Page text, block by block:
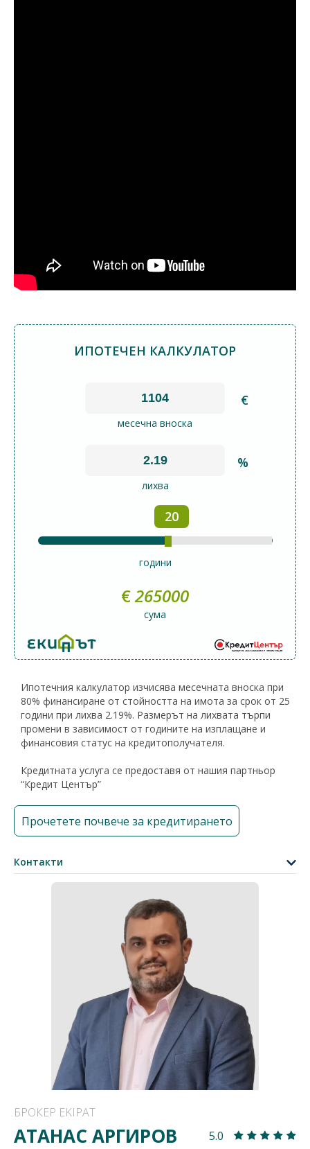
ИПОТЕЧЕН КАЛКУЛАТОР
€
месечна вноска
%
лихва
20
години
€265000
сума
Ипотечния калкулатор изчисява месечната вноска при
80% финансиране от стойността на имота за срок от 25
години при лихва 2.19%. Размерът на лихвата търпи
промени в зависимост от годините на изплащане и
финансовия статус на кредитополучателя.
Кредитната услуга се предоставя от нашия партньор
“Кредит Център”
Прочетете почвече за кредитирането
Контакти
БРОКЕР EKIPAT
АТАНАС АРГИРОВ
5.0